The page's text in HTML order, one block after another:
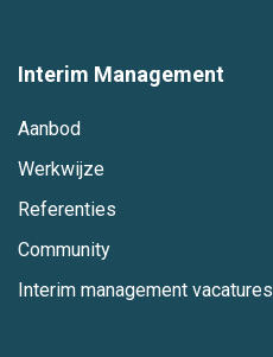
Interim Management
Aanbod
Werkwijze
Referenties
Community
Interim management vacatures